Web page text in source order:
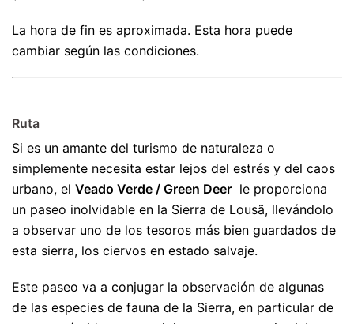
La hora de fin es aproximada. Esta hora puede
cambiar según las condiciones.
Ruta
Si es un amante del turismo de naturaleza o
simplemente necesita estar lejos del estrés y del caos
urbano, el Veado Verde / Green Deer le proporciona
un paseo inolvidable en la Sierra de Lousã, llevándolo
a observar uno de los tesoros más bien guardados de
esta sierra, los ciervos en estado salvaje.
Este paseo va a conjugar la observación de algunas
de las especies de fauna de la Sierra, en particular de